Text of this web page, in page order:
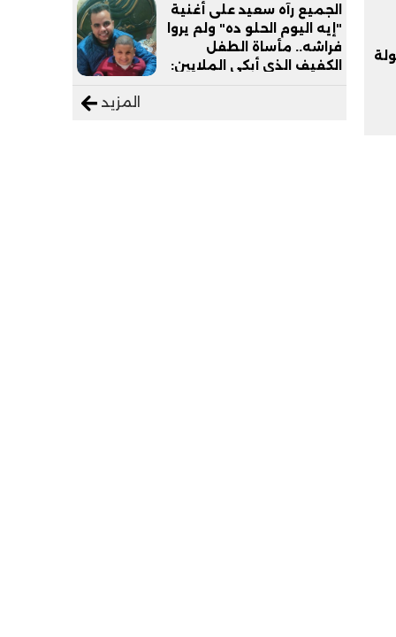
الجميع رآه سعيد على أغنية
"إيه اليوم الحلو ده" ولم يروا
فراشه.. مأساة الطفل
الكفيف الذي أبكى الملايين:
المزيد